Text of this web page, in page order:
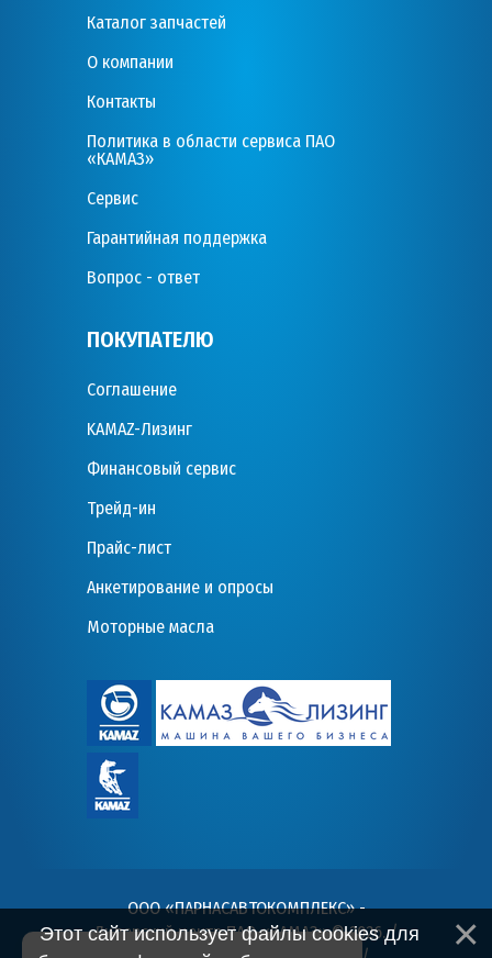
Каталог запчастей
О компании
Контакты
Политика в области сервиса ПАО
«КАМАЗ»
Сервис
Гарантийная поддержка
Вопрос - ответ
ПОКУПАТЕЛЮ
Соглашение
KAMAZ-Лизинг
Финансовый сервис
Трейд-ин
Прайс-лист
Анкетирование и опросы
Моторные масла
ООО «ПАРНАСАВТОКОМПЛЕКС» -
Дилерский центр ПАО «КАМАЗ» © 2026. /
Этот сайт использует файлы cookies для